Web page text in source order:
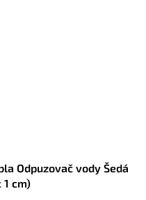
Odpuzovač vody Šedá
cm)